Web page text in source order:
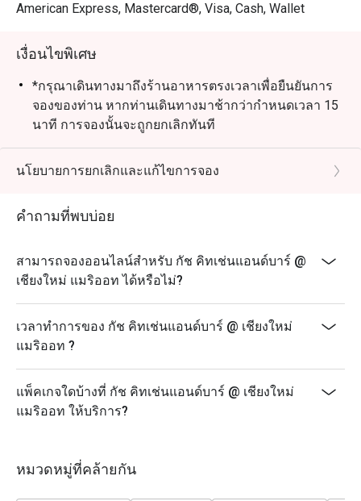
American Express, Mastercard®, Visa, Cash, Wallet
เงื่อนไขพิเศษ
*กรุณาเดินทางมาถึงร้านอาหารตรงเวลาเพื่อยืนยันการ
จองของท่าน หากท่านเดินทางมาช้ากว่ากำหนดเวลา 15
นาที การจองนั้นจะถูกยกเลิกทันที
*ส่วนลดดังกล่าวใช้ได้กับเมนูอะลาคาร์ทเท่านั้น ไม่
สามารถใช้กับเซตเมนู หรือเมนูโปรโมชั่นราคาพิเศษอื่นๆ
* ส่วนลดดังกล่าวไม่สามารถใช้ร่วมกับส่วนลดบัตรเครดิต
* ไม่ให้สั่งอาหารข้าม outlet
* ระยะเวลานั่งทางไม่เกิน 90 นาที
นโยบายการยกเลิกและแก้ไขการจอง
คำถามที่พบบ่อย
สามารถจองออนไลน์สำหรับ กัช คิทเช่นแอนด์บาร์ @
เชียงใหม่ แมริออท ได้หรือไม่?
เวลาทำการของ กัช คิทเช่นแอนด์บาร์ @ เชียงใหม่
แมริออท ?
แพ็คเกจใดบ้างที่ กัช คิทเช่นแอนด์บาร์ @ เชียงใหม่
แมริออท ให้บริการ?
หมวดหมู่ที่คล้ายกัน